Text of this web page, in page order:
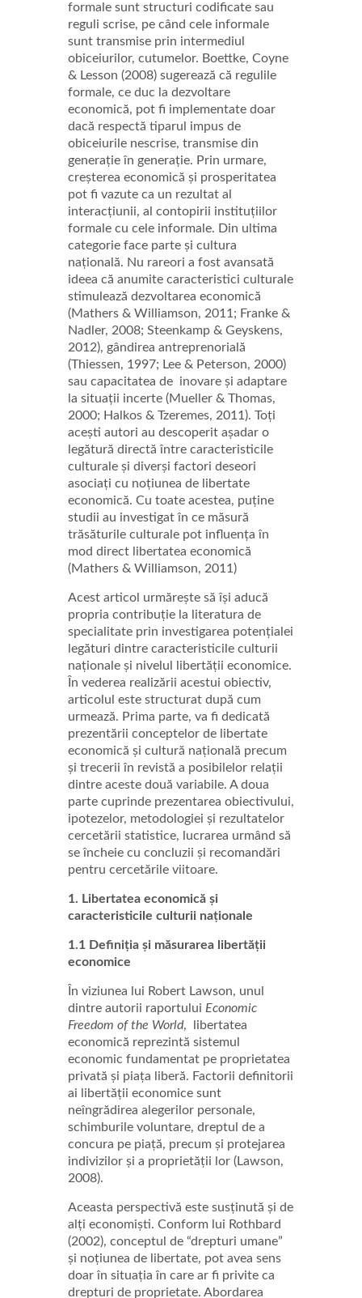
formale sunt structuri codificate sau
reguli scrise, pe când cele informale
sunt transmise prin intermediul
obiceiurilor, cutumelor. Boettke, Coyne
& Lesson (2008) sugerează că regulile
formale, ce duc la dezvoltare
economică, pot fi implementate doar
dacă respectă tiparul impus de
obiceiurile nescrise, transmise din
generație în generație. Prin urmare,
creșterea economică și prosperitatea
pot fi vazute ca un rezultat al
interacțiunii, al contopirii instituțiilor
formale cu cele informale. Din ultima
categorie face parte și cultura
națională. Nu rareori a fost avansată
ideea că anumite caracteristici culturale
stimulează dezvoltarea economică
(Mathers & Williamson, 2011; Franke &
Nadler, 2008; Steenkamp & Geyskens,
2012), gândirea antreprenorială
(Thiessen, 1997; Lee & Peterson, 2000)
sau capacitatea de inovare și adaptare
la situații incerte (Mueller & Thomas,
2000; Halkos & Tzeremes, 2011). Toți
acești autori au descoperit așadar o
legătură directă între caracteristicile
culturale și diverși factori deseori
asociați cu noțiunea de libertate
economică. Cu toate acestea, puține
studii au investigat în ce măsură
trăsăturile culturale pot influența în
mod direct libertatea economică
(Mathers & Williamson, 2011)
Acest articol urmărește să își aducă
propria contribuție la literatura de
specialitate prin investigarea potențialei
legături dintre caracteristicile culturii
naționale și nivelul libertății economice.
În vederea realizării acestui obiectiv,
articolul este structurat după cum
urmează. Prima parte, va fi dedicată
prezentării conceptelor de libertate
economică și cultură națională precum
și trecerii în revistă a posibilelor relații
dintre aceste două variabile. A doua
parte cuprinde prezentarea obiectivului,
ipotezelor, metodologiei și rezultatelor
cercetării statistice, lucrarea urmând să
se încheie cu concluzii și recomandări
pentru cercetările viitoare.
1. Libertatea economică și
caracteristicile culturii naționale
1.1 Definiția și măsurarea libertății
economice
În viziunea lui Robert Lawson, unul
dintre autorii raportului Economic
Freedom of the World, libertatea
economică reprezintă sistemul
economic fundamentat pe proprietatea
privată și piața liberă. Factorii definitorii
ai libertății economice sunt
neîngrădirea alegerilor personale,
schimburile voluntare, dreptul de a
concura pe piață, precum și protejarea
indivizilor și a proprietății lor (Lawson,
2008).
Aceasta perspectivă este susținută și de
alți economiști. Conform lui Rothbard
(2002), conceptul de “drepturi umane”
și noțiunea de libertate, pot avea sens
doar în situația în care ar fi privite ca
drepturi de proprietate. Abordarea